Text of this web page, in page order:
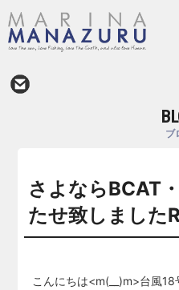
ブ
さよならBCAT
たせ致しました
こんにちは<m(__)m>台風